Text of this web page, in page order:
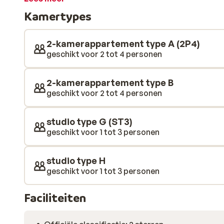
Kamertypes
2-kamerappartement type A (2P4)
geschikt voor 2 tot 4 personen
2-kamerappartement type B
geschikt voor 2 tot 4 personen
studio type G (ST3)
geschikt voor 1 tot 3 personen
studio type H
geschikt voor 1 tot 3 personen
Faciliteiten